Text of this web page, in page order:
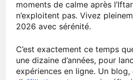
moments de calme après
n’exploitent pas. Vivez
2026 avec sérénité.
C’est exactement ce temps
une dizaine d’années, pour
expériences en ligne. Un